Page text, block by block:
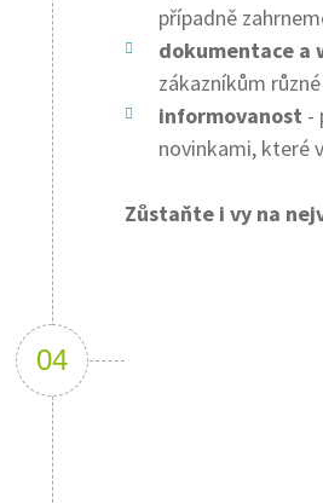
případně
dokumentace a
zákazníkům
informovanost -
novinkami, které
Zůstaňte i vy na